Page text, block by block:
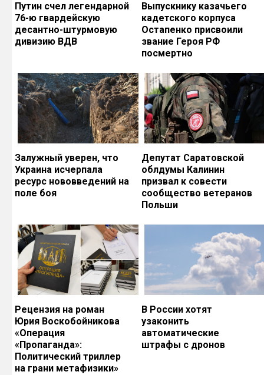
Путин счел легендарной
76-ю гвардейскую
десантно-штурмовую
дивизию ВДВ
Выпускнику казачьего
кадетского корпуса
Остапенко присвоили
звание Героя РФ
посмертно
Залужный уверен, что
Украина исчерпала
ресурс нововведений на
поле боя
Депутат Саратовской
облдумы Калинин
призвал к совести
сообщество ветеранов
Польши
Рецензия на роман
Юрия Воскобойникова
«Операция
«Пропаганда»:
Политический триллер
на грани метафизики»
В России хотят
узаконить
автоматические
штрафы с дронов